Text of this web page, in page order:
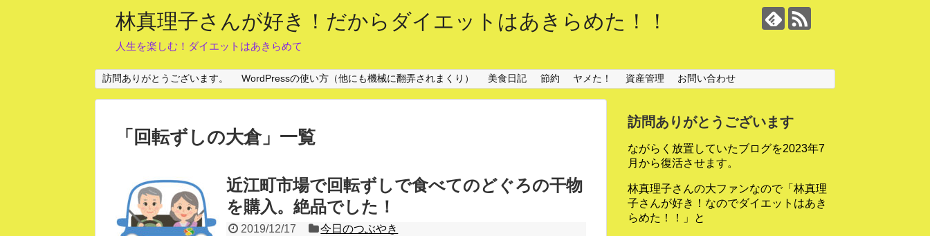
林真理子さんが好き！だからダイエットはあきらめた！！
人生を楽しむ！ダイエットはあきらめて
訪問ありがとうございます。 WordPressの使い方（他にも機械に翻弄されまくり） 美食日記 節約 ヤメた！ 資産管理 お問い合わせ
「 回転ずしの大倉」 一覧
近江町市場で回転ずしで食べてのどぐろの干物
を購入。絶品でした！
2019/12/17
今日のつぶやき
訪問ありがとうございます
ながらく放置していたブログを2023年7
月から復活させます。
林真理子さんの大ファンなので「林真理
子さんが好き！なのでダイエットはあき
らめた！！」と